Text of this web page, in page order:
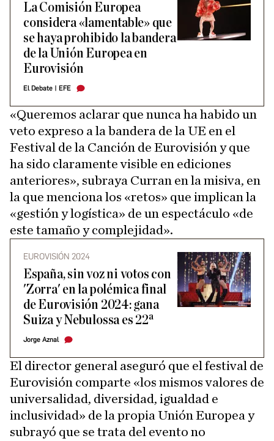
La Comisión Europea
considera «lamentable» que
se haya prohibido la bandera
de la Unión Europea en
Eurovisión
El Debate EFE
«Queremos aclarar que nunca ha habido un
veto expreso a la bandera de la UE en el
Festival de la Canción de Eurovisión y que
ha sido claramente visible en ediciones
anteriores», subraya Curran en la misiva, en
la que menciona los «retos» que implican la
«gestión y logística» de un espectáculo «de
este tamaño y complejidad».
EUROVISIÓN 2024
España, sin voz ni votos con
'Zorra' en la polémica final
de Eurovisión 2024: gana
Suiza y Nebulossa es 22ª
Jorge Aznal
El director general aseguró que el festival de
Eurovisión comparte «los mismos valores de
universalidad, diversidad, igualdad e
inclusividad» de la propia Unión Europea y
subrayó que se trata del evento no